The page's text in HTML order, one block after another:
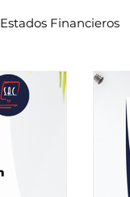
Estados Financieros